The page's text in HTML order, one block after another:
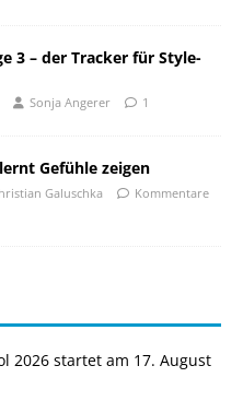
3 – der Tracker für Style-
Sonja Angerer 1
Gefühle zeigen
Galuschka
Kommentare
2026 startet am 17. August